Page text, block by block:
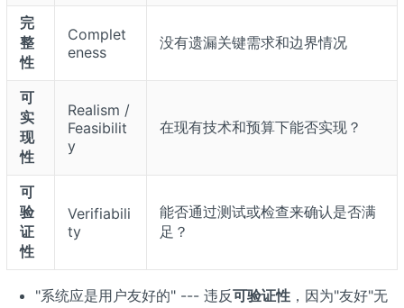
完
整
性
Complet
eness
没有遗漏关键需求和边界情况
可
实
现
性
Realism /
Feasibilit
y
在现有技术和预算下能否实现？
可
验
证
性
Verifiabili
ty
能否通过测试或检查来确认是否满
足？
"系统应是用户友好的" --- 违反可验证性，因为"友好"无